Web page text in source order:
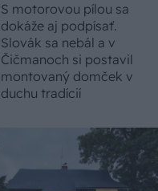
S motorovou pílou sa
dokáže aj podpísať.
Slovák sa nebál a v
Čičmanoch si postavil
montovaný domček v
duchu tradícií